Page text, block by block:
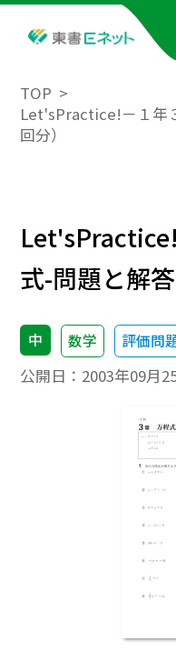
TOP
Let'sPractice!－１年
回分）
式-問題と解答
中 数学 評価問
公開日： 2003年09月